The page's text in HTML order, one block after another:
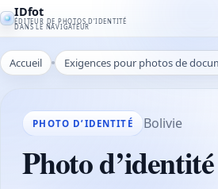
IDfot
ÉDITEUR DE PHOTOS D’IDENTITÉ
DANS LE NAVIGATEUR
Accueil Exigences pour photos de
PHOTO D’IDENTITÉ Bolivie
Photo